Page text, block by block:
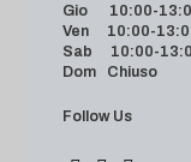
Gio 10:00-
Ven 10:00-
Sab 10:00-
Dom Chiuso
Follow Us